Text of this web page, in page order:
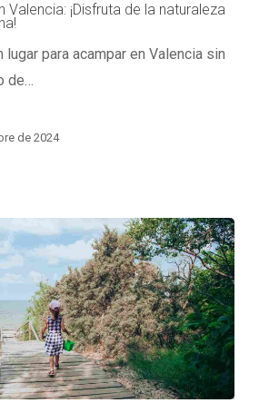
Valencia: ¡Disfruta de la naturaleza
lugar para acampar en Valencia sin
de…
de 2024